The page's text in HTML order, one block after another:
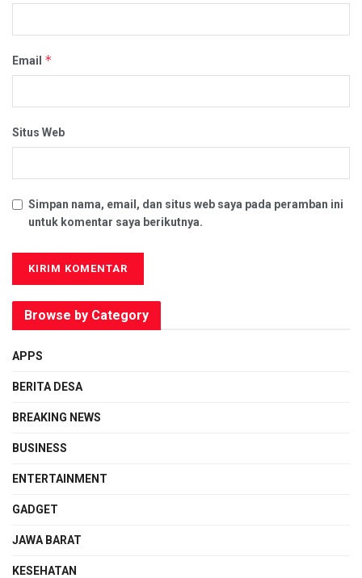
Email *
Situs Web
Simpan nama, email, dan situs web saya pada peramban ini
untuk komentar saya berikutnya.
Browse by Category
APPS
BERITA DESA
BREAKING NEWS
BUSINESS
ENTERTAINMENT
GADGET
JAWA BARAT
KESEHATAN